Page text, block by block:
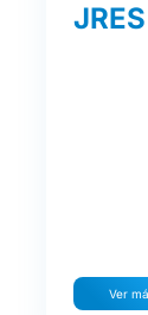
JRES
Ver